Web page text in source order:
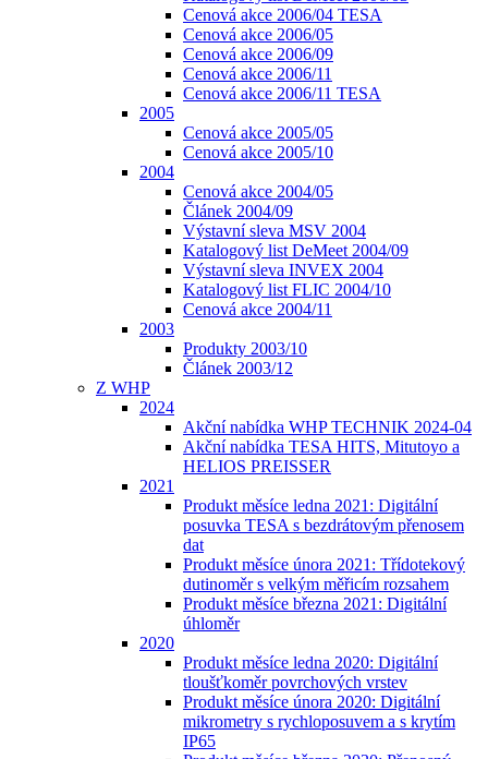
Cenová akce 2006/04 TESA
Cenová akce 2006/05
Cenová akce 2006/09
Cenová akce 2006/11
Cenová akce 2006/11 TESA
2005
Cenová akce 2005/05
Cenová akce 2005/10
2004
Cenová akce 2004/05
Článek 2004/09
Výstavní sleva MSV 2004
Katalogový list DeMeet 2004/09
Výstavní sleva INVEX 2004
Katalogový list FLIC 2004/10
Cenová akce 2004/11
2003
Produkty 2003/10
Článek 2003/12
Z WHP
2024
Akční nabídka WHP TECHNIK 2024-04
Akční nabídka TESA HITS, Mitutoyo a
HELIOS PREISSER
2021
Produkt měsíce ledna 2021: Digitální
posuvka TESA s bezdrátovým přenosem
dat
Produkt měsíce února 2021: Třídotekový
dutinoměr s velkým měřicím rozsahem
Produkt měsíce března 2021: Digitální
úhloměr
2020
Produkt měsíce ledna 2020: Digitální
tloušťkoměr povrchových vrstev
Produkt měsíce února 2020: Digitální
mikrometry s rychloposuvem a s krytím
IP65